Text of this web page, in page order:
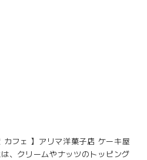
カフェ 】アリマ洋菓子店 ケーキ屋
、クリームやナッツのトッピング